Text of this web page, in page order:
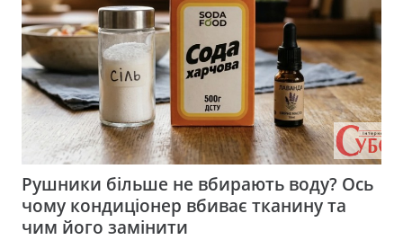
Рушники більше не вбирають воду? Ось
чому кондиціонер вбиває тканину та
чим його замінити